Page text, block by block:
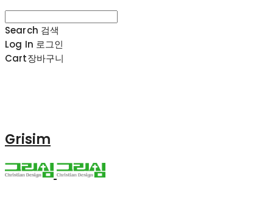
Search 검색
Log In 로그인
Cart장바구니
Grisim